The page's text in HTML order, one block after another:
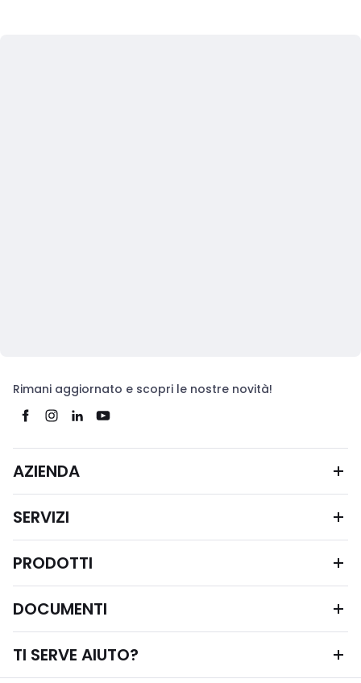
Rimani aggiornato e scopri le nostre novità!
AZIENDA
SERVIZI
PRODOTTI
DOCUMENTI
TI SERVE AIUTO?